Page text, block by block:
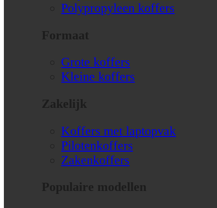
Polypropyleen koffers
Formaat
Grote koffers
Kleine koffers
Zakelijk
Koffers met laptopvak
Pilotenkoffers
Zakenkoffers
Populaire modellen